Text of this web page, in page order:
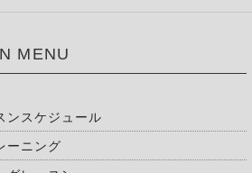
MENU
ンスケジュール
ーニング